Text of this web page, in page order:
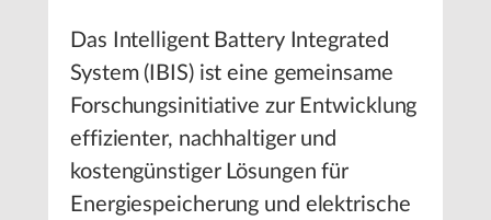
Das Intelligent Battery Integrated
System (IBIS) ist eine gemeinsame
Forschungsinitiative zur Entwicklung
effizienter, nachhaltiger und
kostengünstiger Lösungen für
Energiespeicherung und elektrische